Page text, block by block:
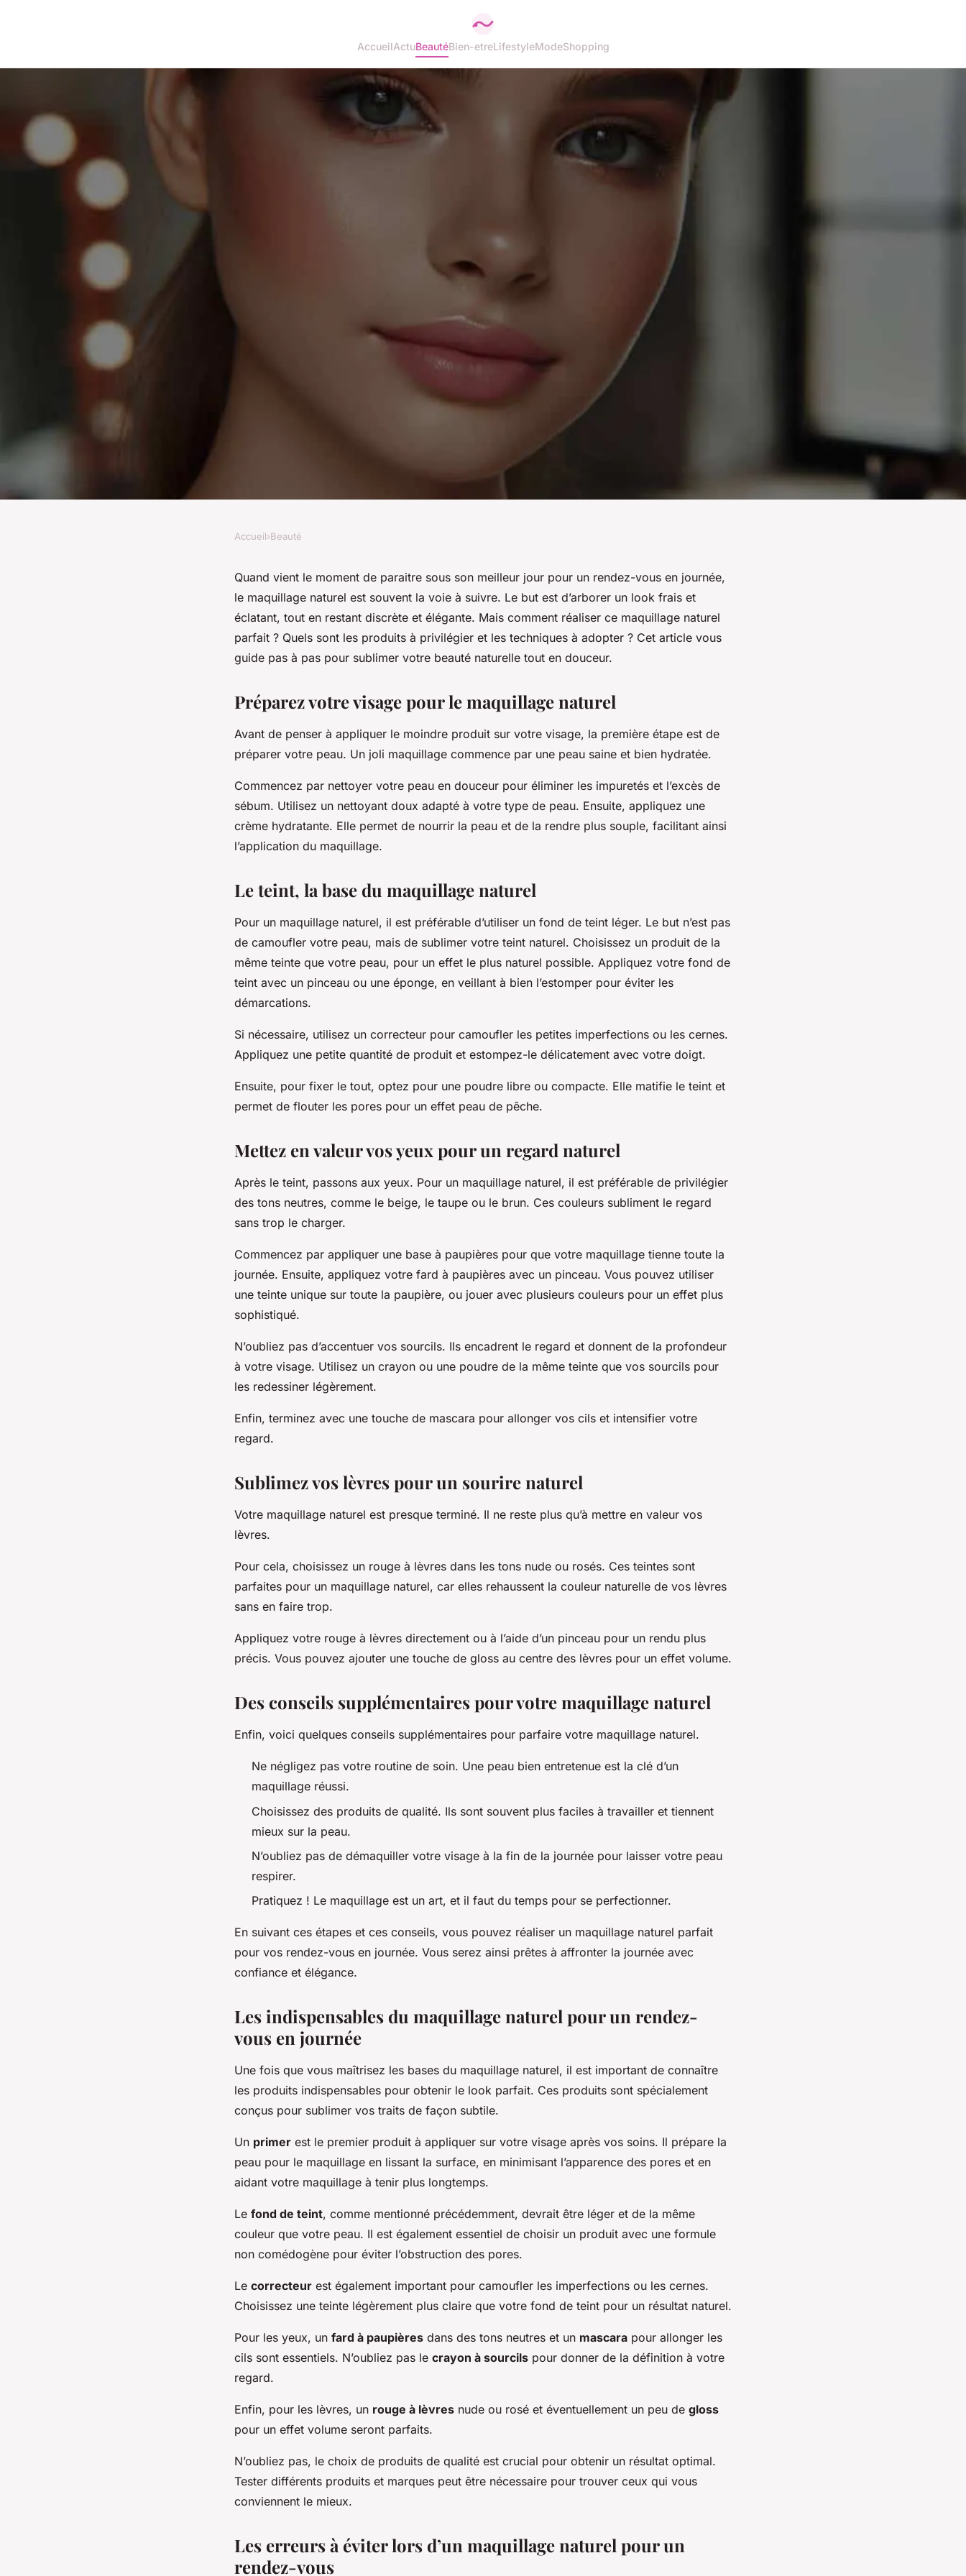
AccueilActuBeautéBien-etreLifestyleModeShopping
Comment réaliser un maquillage
naturel parfait pour les rendez-vous
Accueil›Beauté
Quand vient le moment de paraitre sous son meilleur jour pour un rendez-vous en journée,
le maquillage naturel est souvent la voie à suivre. Le but est d’arborer un look frais et
éclatant, tout en restant discrète et élégante. Mais comment réaliser ce maquillage naturel
parfait ? Quels sont les produits à privilégier et les techniques à adopter ? Cet article vous
guide pas à pas pour sublimer votre beauté naturelle tout en douceur.
Préparez votre visage pour le maquillage naturel
Avant de penser à appliquer le moindre produit sur votre visage, la première étape est de
préparer votre peau. Un joli maquillage commence par une peau saine et bien hydratée.
Commencez par nettoyer votre peau en douceur pour éliminer les impuretés et l’excès de
sébum. Utilisez un nettoyant doux adapté à votre type de peau. Ensuite, appliquez une
crème hydratante. Elle permet de nourrir la peau et de la rendre plus souple, facilitant ainsi
l’application du maquillage.
Le teint, la base du maquillage naturel
Pour un maquillage naturel, il est préférable d’utiliser un fond de teint léger. Le but n’est pas
de camoufler votre peau, mais de sublimer votre teint naturel. Choisissez un produit de la
même teinte que votre peau, pour un effet le plus naturel possible. Appliquez votre fond de
teint avec un pinceau ou une éponge, en veillant à bien l’estomper pour éviter les
démarcations.
Si nécessaire, utilisez un correcteur pour camoufler les petites imperfections ou les cernes.
Appliquez une petite quantité de produit et estompez-le délicatement avec votre doigt.
Ensuite, pour fixer le tout, optez pour une poudre libre ou compacte. Elle matifie le teint et
permet de flouter les pores pour un effet peau de pêche.
Mettez en valeur vos yeux pour un regard naturel
Après le teint, passons aux yeux. Pour un maquillage naturel, il est préférable de privilégier
des tons neutres, comme le beige, le taupe ou le brun. Ces couleurs subliment le regard
sans trop le charger.
Commencez par appliquer une base à paupières pour que votre maquillage tienne toute la
journée. Ensuite, appliquez votre fard à paupières avec un pinceau. Vous pouvez utiliser
une teinte unique sur toute la paupière, ou jouer avec plusieurs couleurs pour un effet plus
sophistiqué.
N’oubliez pas d’accentuer vos sourcils. Ils encadrent le regard et donnent de la profondeur
à votre visage. Utilisez un crayon ou une poudre de la même teinte que vos sourcils pour
les redessiner légèrement.
Enfin, terminez avec une touche de mascara pour allonger vos cils et intensifier votre
regard.
Sublimez vos lèvres pour un sourire naturel
Votre maquillage naturel est presque terminé. Il ne reste plus qu’à mettre en valeur vos
lèvres.
Pour cela, choisissez un rouge à lèvres dans les tons nude ou rosés. Ces teintes sont
parfaites pour un maquillage naturel, car elles rehaussent la couleur naturelle de vos lèvres
sans en faire trop.
Appliquez votre rouge à lèvres directement ou à l’aide d’un pinceau pour un rendu plus
précis. Vous pouvez ajouter une touche de gloss au centre des lèvres pour un effet volume.
Des conseils supplémentaires pour votre maquillage naturel
Enfin, voici quelques conseils supplémentaires pour parfaire votre maquillage naturel.
Ne négligez pas votre routine de soin. Une peau bien entretenue est la clé d’un
maquillage réussi.
Choisissez des produits de qualité. Ils sont souvent plus faciles à travailler et tiennent
mieux sur la peau.
N’oubliez pas de démaquiller votre visage à la fin de la journée pour laisser votre peau
respirer.
Pratiquez ! Le maquillage est un art, et il faut du temps pour se perfectionner.
En suivant ces étapes et ces conseils, vous pouvez réaliser un maquillage naturel parfait
pour vos rendez-vous en journée. Vous serez ainsi prêtes à affronter la journée avec
confiance et élégance.
Les indispensables du maquillage naturel pour un rendez-
vous en journée
Une fois que vous maîtrisez les bases du maquillage naturel, il est important de connaître
les produits indispensables pour obtenir le look parfait. Ces produits sont spécialement
conçus pour sublimer vos traits de façon subtile.
Un primer est le premier produit à appliquer sur votre visage après vos soins. Il prépare la
peau pour le maquillage en lissant la surface, en minimisant l’apparence des pores et en
aidant votre maquillage à tenir plus longtemps.
Le fond de teint, comme mentionné précédemment, devrait être léger et de la même
couleur que votre peau. Il est également essentiel de choisir un produit avec une formule
non comédogène pour éviter l’obstruction des pores.
Le correcteur est également important pour camoufler les imperfections ou les cernes.
Choisissez une teinte légèrement plus claire que votre fond de teint pour un résultat naturel.
Pour les yeux, un fard à paupières dans des tons neutres et un mascara pour allonger les
cils sont essentiels. N’oubliez pas le crayon à sourcils pour donner de la définition à votre
regard.
Enfin, pour les lèvres, un rouge à lèvres nude ou rosé et éventuellement un peu de gloss
pour un effet volume seront parfaits.
N’oubliez pas, le choix de produits de qualité est crucial pour obtenir un résultat optimal.
Tester différents produits et marques peut être nécessaire pour trouver ceux qui vous
conviennent le mieux.
Les erreurs à éviter lors d’un maquillage naturel pour un
rendez-vous